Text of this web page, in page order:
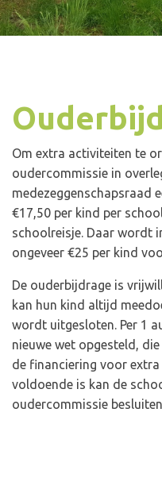
Om extra activiteiten te
oudercommissie in
medezeggenschapsraad
€17,50 per kind per
schoolreisje. Daar wordt
ongeveer €25 per kind
De ouderbijdrage is
kan hun kind altijd
wordt uitgesloten. Per 1
nieuwe wet opgesteld, die
de financiering voor
voldoende is kan de
oudercommissie